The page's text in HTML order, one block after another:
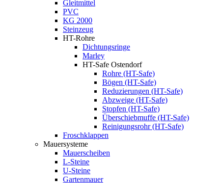
Gleitmittel
PVC
KG 2000
Steinzeug
HT-Rohre
Dichtungsringe
Marley
HT-Safe Ostendorf
Rohre (HT-Safe)
Bögen (HT-Safe)
Reduzierungen (HT-Safe)
Abzweige (HT-Safe)
Stopfen (HT-Safe)
Überschiebmuffe (HT-Safe)
Reinigungsrohr (HT-Safe)
Froschklappen
Mauersysteme
Mauerscheiben
L-Steine
U-Steine
Gartenmauer